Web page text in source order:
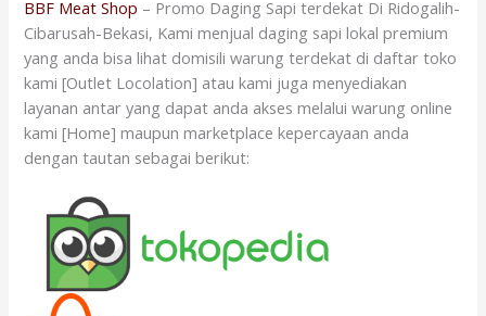
BBF Meat Shop – Promo Daging Sapi terdekat Di Ridogalih-
Cibarusah-Bekasi, Kami menjual daging sapi lokal premium
yang anda bisa lihat domisili warung terdekat di daftar toko
kami [Outlet Locolation] atau kami juga menyediakan
layanan antar yang dapat anda akses melalui warung online
kami [Home] maupun marketplace kepercayaan anda
dengan tautan sebagai berikut: